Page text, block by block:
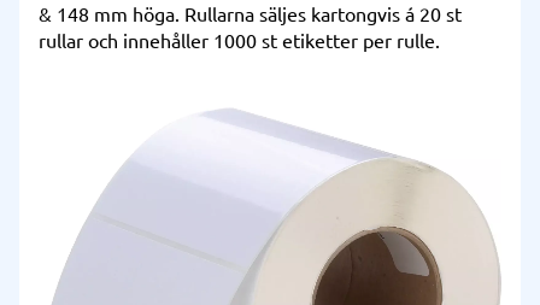
& 148 mm höga. Rullarna säljes kartongvis á 20 st
rullar och innehåller 1000 st etiketter per rulle.